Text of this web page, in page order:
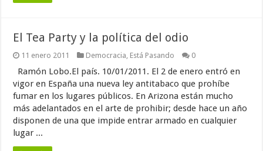
El Tea Party y la política del odio
11 enero 2011 Democracia Está Pasando 0
Ramón Lobo.El país. 10/01/2011. El 2 de enero entró en
vigor en España una nueva ley antitabaco que prohíbe
fumar en los lugares públicos. En Arizona están mucho
más adelantados en el arte de prohibir; desde hace un año
disponen de una que impide entrar armado en cualquier
lugar ...